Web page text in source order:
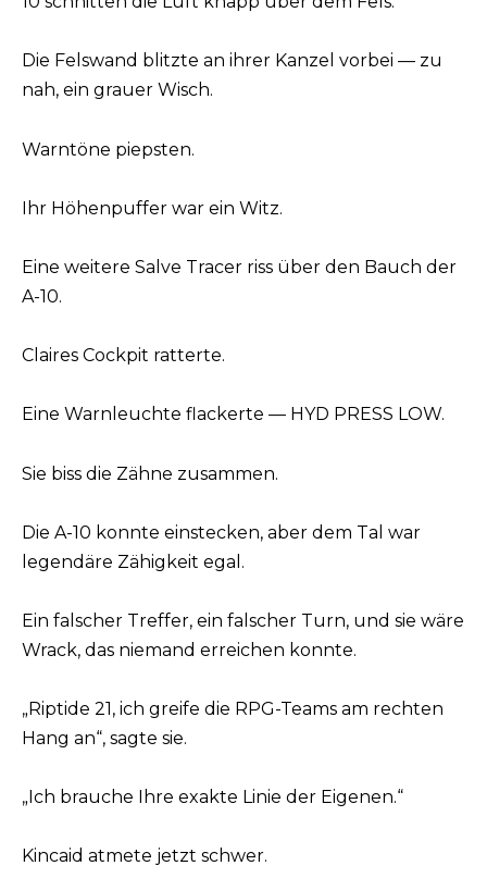
Die Felswand blitzte an ihrer Kanzel vorbei — zu
nah, ein grauer Wisch.
Warntöne piepsten.
Ihr Höhenpuffer war ein Witz.
Eine weitere Salve Tracer riss über den Bauch der
A-10.
Claires Cockpit ratterte.
Eine Warnleuchte flackerte — HYD PRESS LOW.
Sie biss die Zähne zusammen.
Die A-10 konnte einstecken, aber dem Tal war
legendäre Zähigkeit egal.
Ein falscher Treffer, ein falscher Turn, und sie wäre
Wrack, das niemand erreichen konnte.
„Riptide 21, ich greife die RPG-Teams am rechten
Hang an“, sagte sie.
„Ich brauche Ihre exakte Linie der Eigenen.“
Kincaid atmete jetzt schwer.